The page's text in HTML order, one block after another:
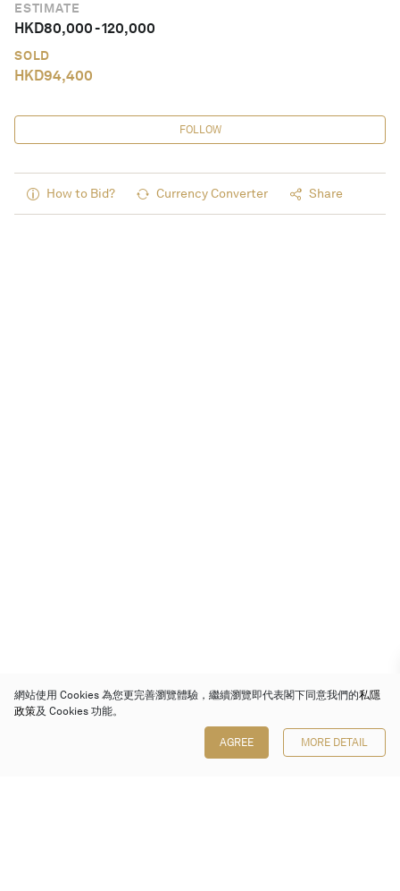
ESTIMATE
HKD80,000-120,000
SOLD
HKD94,400
FOLLOW
How to Bid? Currency Converter Share
網站使用 Cookies 為您更完善瀏覽體驗，繼續瀏覽即代表閣下同意我們的私隱
政策及 Cookies 功能。
AGREE MORE DETAIL